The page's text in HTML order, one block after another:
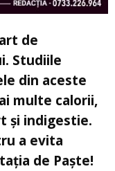
de
Studiile
din aceste
multe calorii,
și indigestie.
a evita
de Paște!